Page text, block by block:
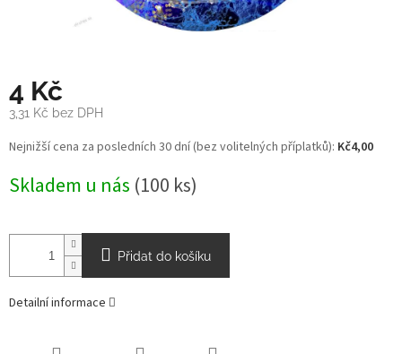
4 Kč
3,31 Kč bez DPH
Měrná
cena:
Nejnižší cena za posledních 30 dní (bez volitelných příplatků): Kč4,00
Skladem u nás (100 ks)
Přidat do košíku
Detailní informace